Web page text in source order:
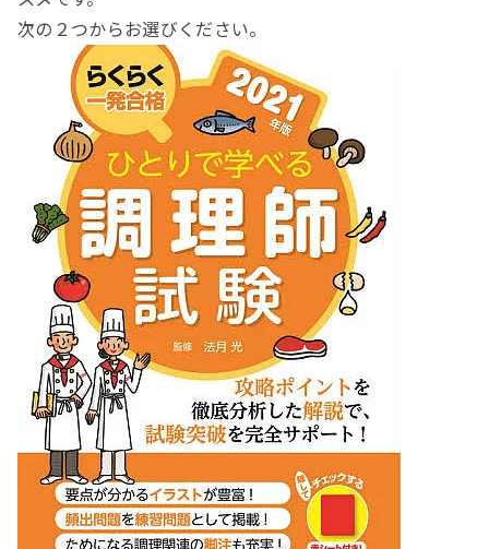
次の２つからお選びください。